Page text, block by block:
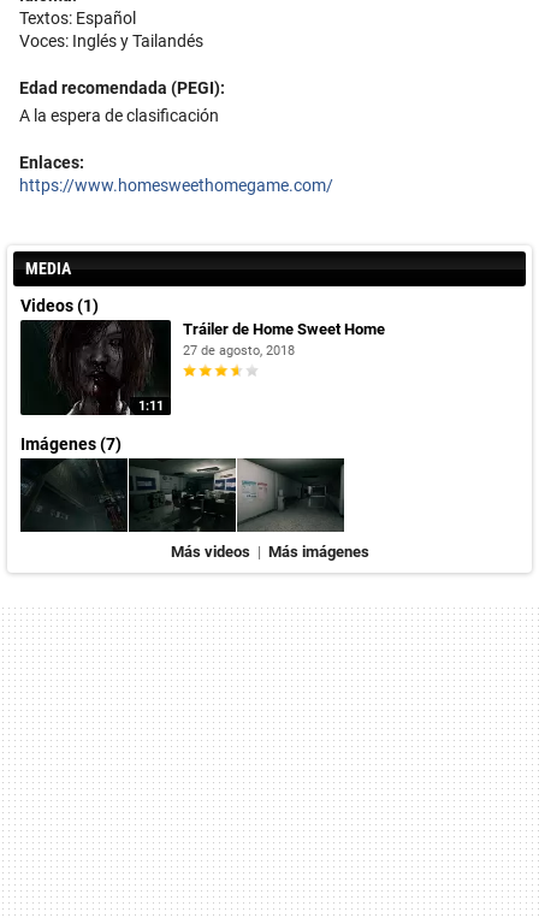
Textos: Español
Voces: Inglés y Tailandés
Edad recomendada (PEGI):
A la espera de clasificación
Enlaces:
https://www.homesweethomegame.com/
MEDIA
Videos (1)
1:11
Tráiler de Home Sweet Home
27 de agosto, 2018
Imágenes (7)
Más videos| Más imágenes